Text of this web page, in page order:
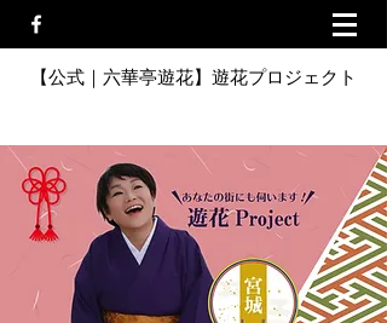
【公式｜六華亭遊花】遊花プロジェクト